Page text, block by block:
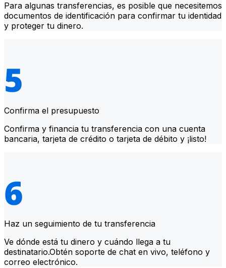
Para algunas transferencias, es posible que necesitemos
documentos de identificación para confirmar tu identidad
y proteger tu dinero.
Confirma el presupuesto
Confirma y financia tu transferencia con una cuenta
bancaria, tarjeta de crédito o tarjeta de débito y ¡listo!
Haz un seguimiento de tu transferencia
Ve dónde está tu dinero y cuándo llega a tu
destinatario.Obtén soporte de chat en vivo, teléfono y
correo electrónico.